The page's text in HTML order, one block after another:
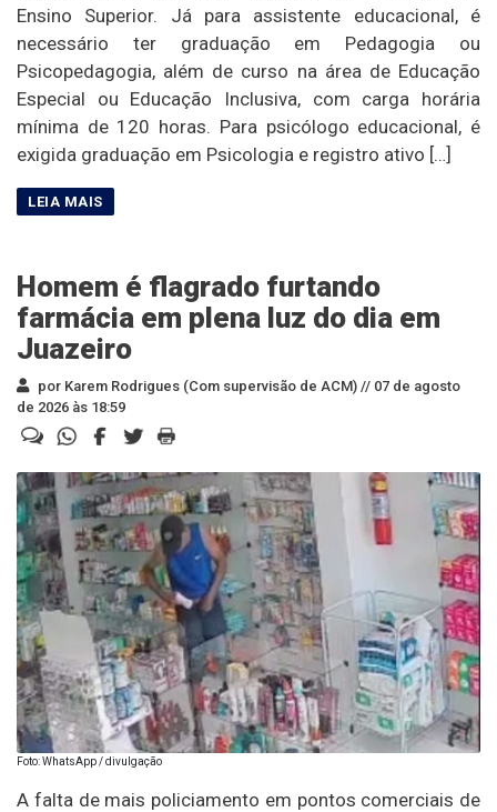
Ensino Superior. Já para assistente educacional, é
necessário ter graduação em Pedagogia ou
Psicopedagogia, além de curso na área de Educação
Especial ou Educação Inclusiva, com carga horária
mínima de 120 horas. Para psicólogo educacional, é
exigida graduação em Psicologia e registro ativo […]
Homem é flagrado furtando
farmácia em plena luz do dia em
Juazeiro
por Karem Rodrigues (Com supervisão de ACM) // 07 de agosto
de 2026 às 18:59
Foto: WhatsApp / divulgação
A falta de mais policiamento em pontos comerciais de